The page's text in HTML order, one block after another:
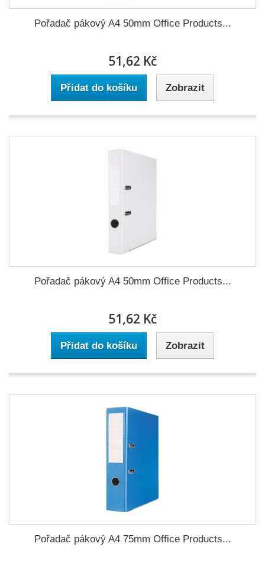
Pořadač pákový A4 50mm Office Products...
51,62 Kč
Přidat do košíku Zobrazit
Pořadač pákový A4 50mm Office Products...
51,62 Kč
Přidat do košíku Zobrazit
Pořadač pákový A4 75mm Office Products...